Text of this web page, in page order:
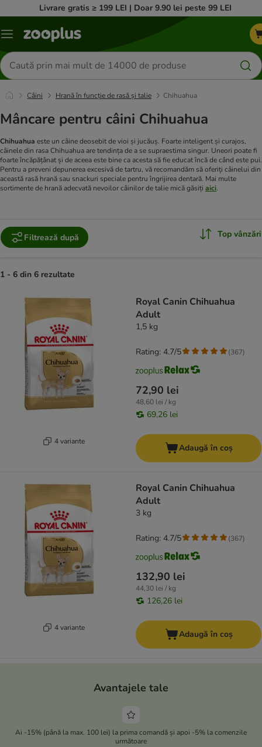
Livrare gratis ≥ 199 LEI | Doar 9.90 lei peste 99 LEI
Categorii
Căutare
produse
Câini Hrană în funcție de rasă și talie Chihuahua
Mâncare pentru câini Chihuahua
Chihuahua este un câine deosebit de vioi și jucăuș. Foarte inteligent și curajos,
câinele din rasa Chihuahua are tendința de a se supraestima singur. Uneori poate fi
foarte încăpățânat și de aceea este bine ca acesta să fie educat încă de când este pui.
Pentru a preveni depunerea excesivă de tartru, vă recomandăm să oferiți câinelui din
această rasă hrană sau snackuri speciale pentru îngrijirea dentară. Mai multe
sortimente de hrană adecvată nevoilor câinilor de talie mică găsiți aici.
Filtrează după Top vânzări
1 - 6 din 6 rezultate
4 variante
Royal Canin Chihuahua
Adult
1,5 kg
72,90 lei
48,60 lei / kg
69,26 lei
Rating: 4.7/5 (367)
Adaugă în coș
4 variante
Royal Canin Chihuahua
Adult
3 kg
132,90 lei
44,30 lei / kg
126,26 lei
Rating: 4.7/5 (367)
Adaugă în coș
Avantajele tale
Ai -15% (până la max. 100 lei) la prima comandă și apoi -5% la comenzile
următoare